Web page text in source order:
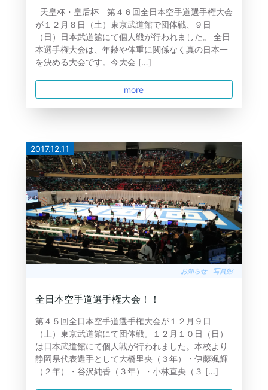
天皇杯・皇后杯 第４６回全日本空手道選手権大会
が１２月８日（土）東京武道館で団体戦、９日
（日）日本武道館にて個人戦が行われました。 全日
本選手権大会は、年齢や体重に関係なく真の日本一
を決める大会です。今大会 […]
more
2017.12.11
お知らせ 写真館
全日本空手道選手権大会！！
第４５回全日本空手道選手権大会が１２月９日
（土）東京武道館にて団体戦。１２月１０日（日）
は日本武道館にて個人戦が行われました。本校より
静岡県代表選手として大橋里央（３年）・伊藤颯輝
（２年）・谷沢純香（３年）・小林直央（３ […]